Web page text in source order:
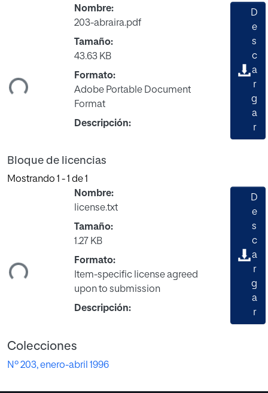
Nombre:
203-abraira.pdf
Tamaño:
43.63 KB
Formato:
Adobe Portable Document
Format
Descripción:
D
e
s
c
a
r
g
a
r
Bloque de licencias
Mostrando 1 - 1 de 1
Nombre:
license.txt
Tamaño:
1.27 KB
Formato:
Item-specific license agreed
upon to submission
Descripción:
D
e
s
c
a
r
g
a
r
Colecciones
Nº 203, enero-abril 1996